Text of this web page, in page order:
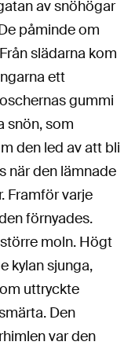
av snöhögar
påminde om
slädarna kom
ett
gummi
snön, som
den led av att bli
när den lämnade
Framför varje
förnyades.
moln. Högt
kylan sjunga,
uttryckte
Den
var den